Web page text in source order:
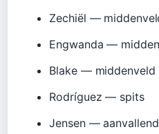
Zechiël —
Engwanda —
Blake — middenveld
Rodríguez — spits
Jensen —